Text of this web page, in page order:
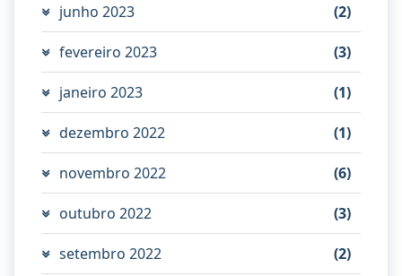
junho 2023 (2)
fevereiro 2023 (3)
janeiro 2023 (1)
dezembro 2022 (1)
novembro 2022 (6)
outubro 2022 (3)
setembro 2022 (2)